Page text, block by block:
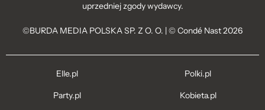
uprzedniej zgody wydawcy.
©BURDA MEDIA POLSKA SP. Z O. O. | © Condé Nast 2026
Elle.pl
Party.pl
Polki.pl
Kobieta.pl